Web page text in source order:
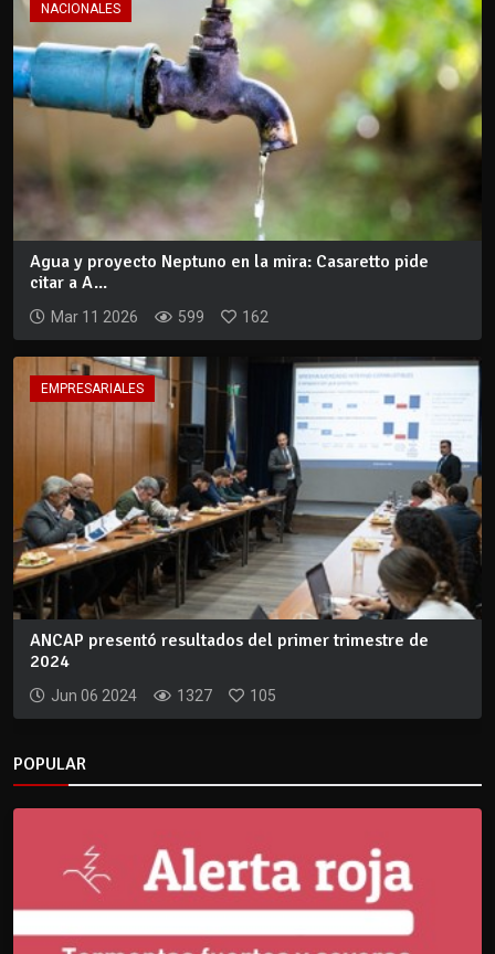
NACIONALES
Agua y proyecto Neptuno en la mira: Casaretto pide
citar a A...
Mar 11 2026 599 162
EMPRESARIALES
ANCAP presentó resultados del primer trimestre de
2024
Jun 06 2024 1327 105
POPULAR